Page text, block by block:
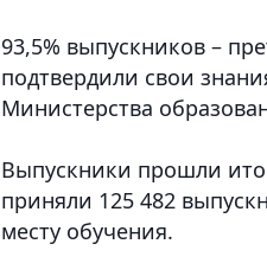
93,5% выпускников –
подтвердили свои
Министерства
Выпускники прошли
приняли 125 482
месту обучения.